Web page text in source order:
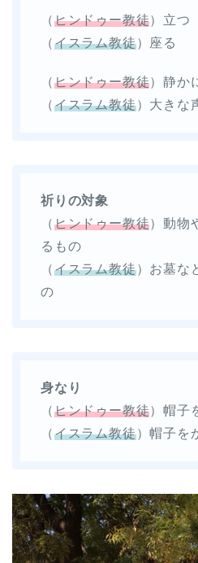
（ヒンドゥー教徒）立つ
（イスラム教徒）座る
（ヒンドゥー教徒）静か
（イスラム教徒）大きな
祈りの対象
（ヒンドゥー教徒）動物
るもの
（イスラム教徒）お墓な
の
身なり
（ヒンドゥー教徒）帽子
（イスラム教徒）帽子を